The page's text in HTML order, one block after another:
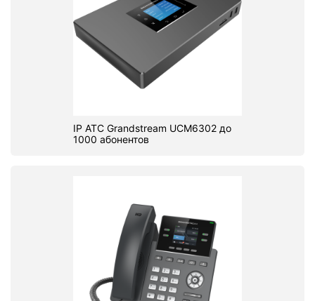
IP АТС Grandstream UCM6302 до
1000 абонентов